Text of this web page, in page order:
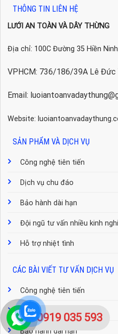
THÔNG TIN LIÊN HỆ
LƯỚI AN TOÀN VÀ DÂY THỪNG
Địa chỉ: 100C Đường 35 Hiền
VPHCM: 736/186/39A Lê Đức
Email:
Website:
SẢN PHẨM VÀ DỊCH VỤ
Công nghệ tiên tiến
Dịch vụ chu đáo
Bảo hành dài hạn
Đội ngũ tư vấn nhiều kinh
Hỗ trợ nhiệt tình
CÁC BÀI VIẾT TƯ VẤN DỊCH VỤ
Công nghệ tiên tiến
Dịch vụ chu đáo
Bảo hành dài hạn
0919 035 593